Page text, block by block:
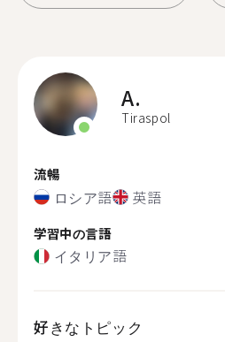
A.
Tiraspol
流暢
ロシア語 英語
学習中の言語
イタリア語
好きなトピック